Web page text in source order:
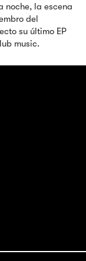
noche, la escena
del
su último EP
music.